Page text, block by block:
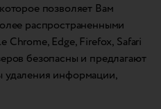
позволяет Вам
распространенными
Chrome, Edge, Firefox, Safari
безопасны и предлагают
удаления информации,